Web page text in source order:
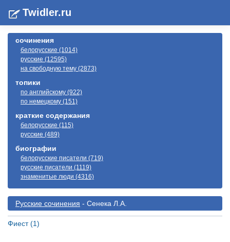
Twidler.ru
сочинения
белорусские (1014)
русские (12595)
на свободную тему (2873)
топики
по английскому (922)
по немецкому (151)
краткие содержания
белорусские (115)
русские (489)
биографии
белорусские писатели (719)
русские писатели (1119)
знаменитые люди (4316)
Русские сочинения - Сенека Л.А.
Фиест (1)